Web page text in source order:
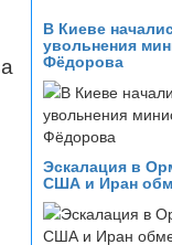
В Киеве
увольнения
Фёдорова
Эскалация в
США и Иран